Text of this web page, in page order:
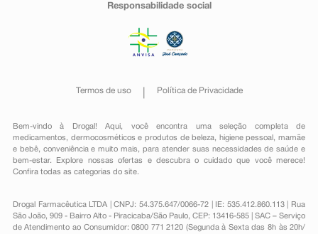
Responsabilidade social
Termos de uso Política de Privacidade
Bem-vindo à Drogal! Aqui, você encontra uma seleção completa de
medicamentos , dermocosméticos e produtos de beleza, higiene pessoal ,mamãe
e bebê, conveniênciae muito mais, para atender suas necessidades de saúde e
bem-estar. Explore nossas ofertas e descubra o cuidado que você merece!
Confira todas as categorias do site.
Drogal Farmacêutica LTDA | CNPJ: 54.375.647/0066-72 | IE: 535.412.860.113 | Rua
São João, 909 - Bairro Alto - Piracicaba/São Paulo, CEP: 13416-585 | SAC – Serviço
de Atendimento ao Consumidor: 0800 771 2120 (Segunda à Sexta das 8h às 20h/